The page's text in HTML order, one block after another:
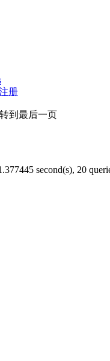
册
到最后一页
second(s), 20